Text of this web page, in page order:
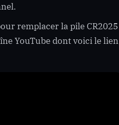
remplacer la pile CR2025
YouTube dont voici le lien